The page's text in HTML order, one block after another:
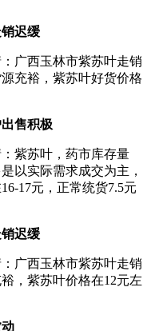
迟缓
广西玉林市紫苏叶走销
充裕，紫苏叶好货价格
售积极
紫苏叶，药市库存量
以实际需求成交为主，
17元，正常统货7.5元
迟缓
广西玉林市紫苏叶走销
，紫苏叶价格在12元左